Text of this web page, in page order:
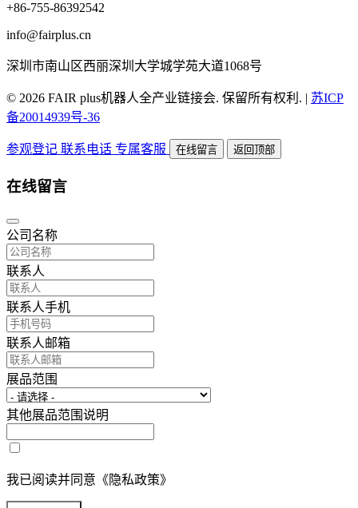
+86-755-86392542
info@fairplus.cn
深圳市南山区西丽深圳大学城学苑大道1068号
© 2026 FAIR plus机器人全产业链接会. 保留所有权利. | 苏ICP
备20014939号-36
参观登记 联系电话 专属客服 在线留言 返回顶部
在线留言
公司名称
联系人
联系人手机
联系人邮箱
展品范围
其他展品范围说明
我已阅读并同意《隐私政策》